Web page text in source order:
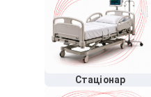
Стаціонар